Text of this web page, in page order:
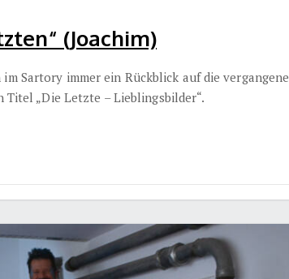
(Joachim)
Sartory immer ein Rückblick auf die vergangene
„Die Letzte – Lieblingsbilder“.